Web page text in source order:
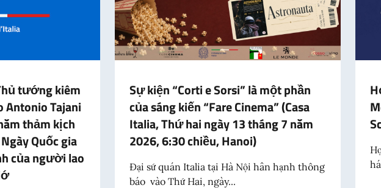
tướng kiêm
Tajani
thảm kịch
Quốc gia
của người lao
Sự kiện “Corti e Sorsi” là một phần
của sáng kiến “Fare Cinema” (Casa
Italia, Thứ hai ngày 13 tháng 7 năm
2026, 6:30 chiều, Hanoi)
Đại sứ quán Italia tại Hà Nội hân hạnh thông
báo vào Thứ Hai, ngày...